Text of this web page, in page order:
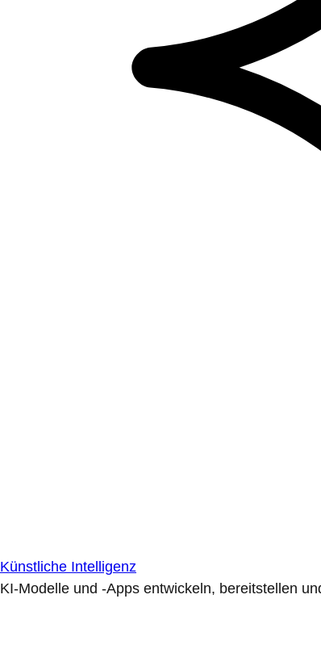
Künstliche Intelligenz
KI-Modelle und -Apps entwickeln, bereitstellen